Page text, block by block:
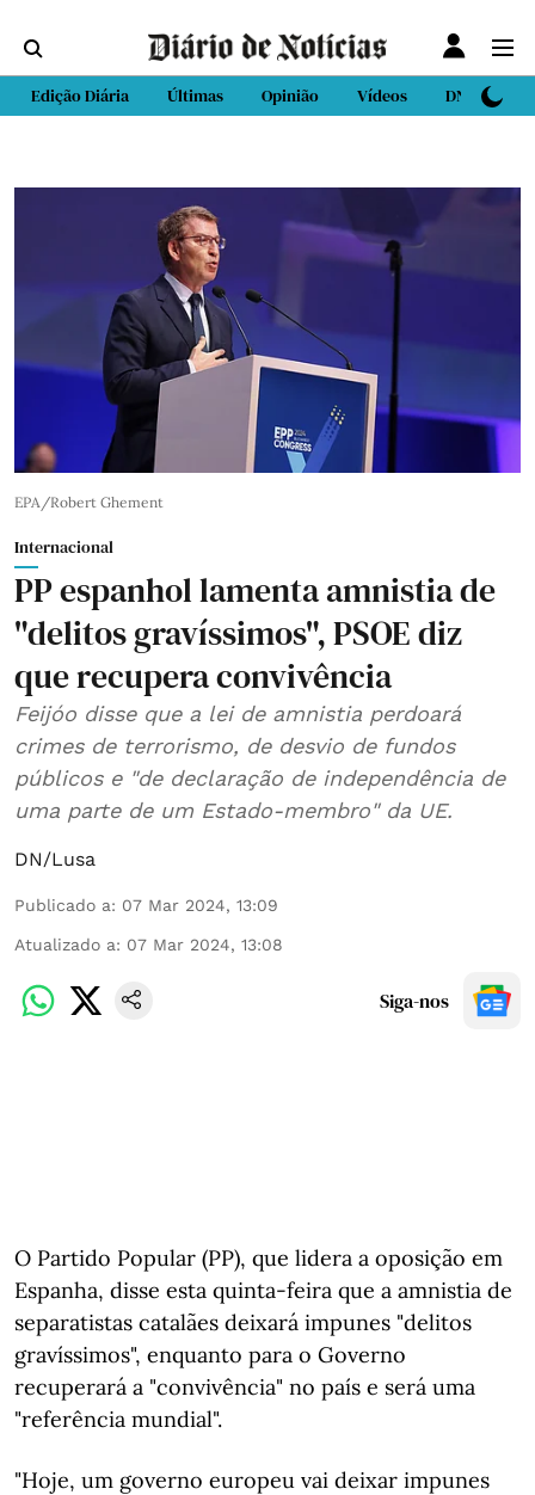
Edição Diária Últimas Opinião Vídeos DN Sport
EPA/Robert Ghement
Internacional
PP espanhol lamenta amnistia de
"delitos gravíssimos", PSOE diz
que recupera convivência
Feijóo disse que a lei de amnistia perdoará
crimes de terrorismo, de desvio de fundos
públicos e "de declaração de independência de
uma parte de um Estado-membro" da UE.
DN/Lusa
Publicado a: 07 Mar 2024, 13:09
Atualizado a: 07 Mar 2024, 13:08
Siga-nos
O Partido Popular (PP), que lidera a oposição em
Espanha, disse esta quinta-feira que a amnistia de
separatistas catalães deixará impunes "delitos
gravíssimos", enquanto para o Governo
recuperará a "convivência" no país e será uma
"referência mundial".
"Hoje, um governo europeu vai deixar impunes